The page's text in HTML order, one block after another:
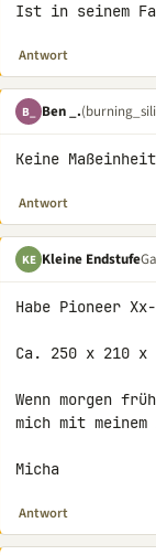
Ist in seinem
Antwort
B_ Ben _.
Keine
Antwort
KE Kleine Endstufe
Habe Pioneer
Ca. 250 x 210 x
Wenn morgen
mich mit
Micha
Antwort